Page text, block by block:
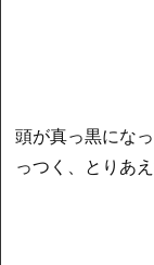
頭が真っ黒にな
っつく、とりあ